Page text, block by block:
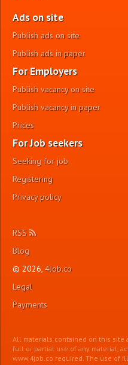
Ads on site
Publish ads on site
Publish ads in paper
For Employers
Publish vacancy on site
Publish vacancy in paper
Prices
For Job seekers
Seeking for job
Registering
Privacy policy
RSS
Blog
© 2026, 4Job.co
Legal
Payments
All materials contained on this site
full or partial use of any material,
www.4job.co required. The use of